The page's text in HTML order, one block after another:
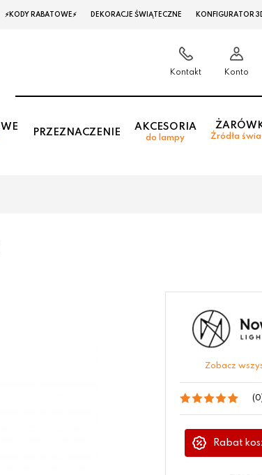
⚡KODY RABATOWE⚡ DEKORACJE ŚWIĄTECZNE KONFIGURATOR
Kontakt Konto
PRZEZNACZENIE
AKCESORIA
do lampy Źródła
Zobacz
Rabat